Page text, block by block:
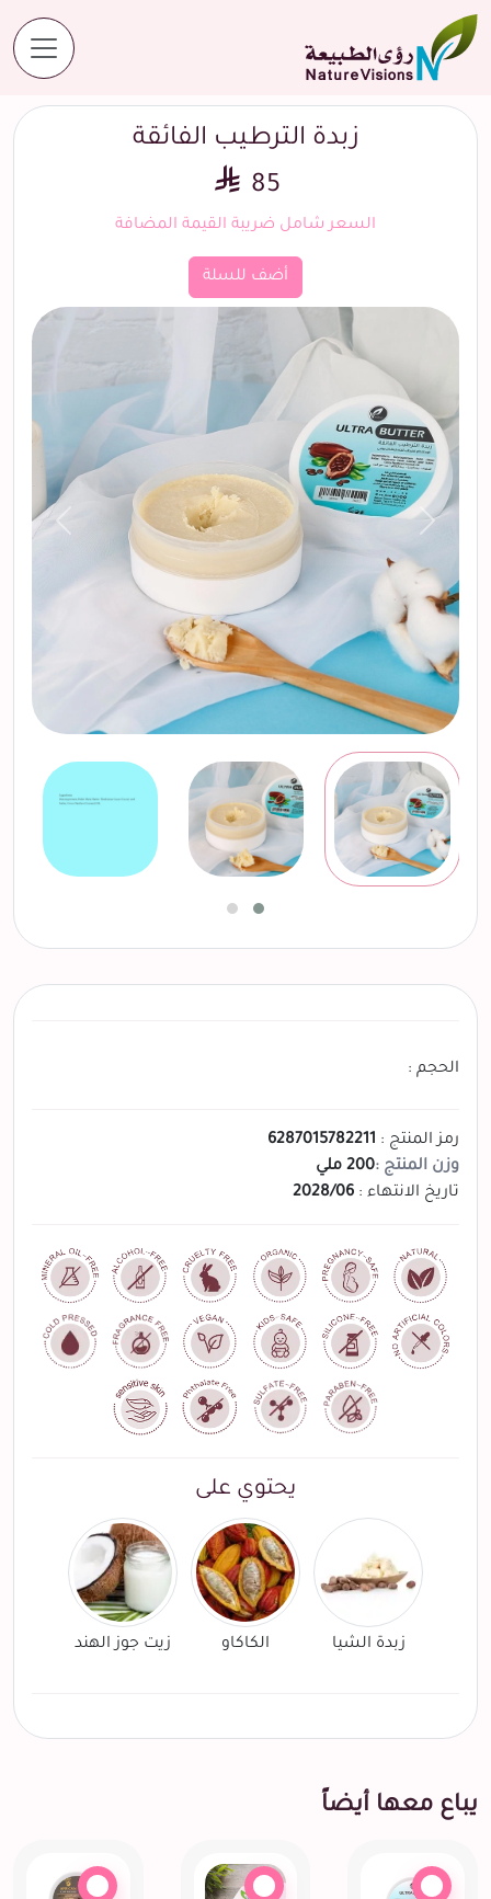
المنتجات زبدة الترطيب الفائقة
زبدة الترطيب الفائقة
85
السعر شامل ضريبة القيمة المضافة
أضف للسلة
التالي السابق
الحجم :
رمز المنتج : 6287015782211
وزن المنتج :200 ملي
تاريخ الانتهاء : 2028/06
يحتوي على
زبدة الشيا الكاكاو زيت جوز الهند
يباع معها أيضاً